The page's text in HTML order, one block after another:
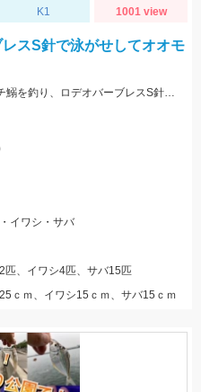
K1 1001 view
スS針で泳がせしてオオモ
コマセ無し投げサビキで小鯖。カタクチ鰯を釣り、ロデオバーブレスS針で泳がせしてオオモンハタ２匹ゲット。
イワシ・サバ
匹、イワシ4匹、サバ15匹
ｃｍ、イワシ15ｃｍ、サバ15ｃｍ